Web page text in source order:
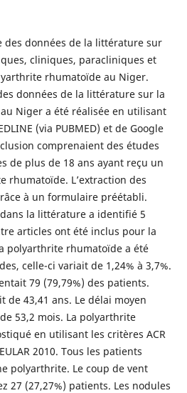
des données de la littérature sur
cliniques, paracliniques et
rhumatoïde au Niger.
données de la littérature sur la
Niger a été réalisée en utilisant
(via PUBMED) et de Google
comprenaient des études
de plus de 18 ans ayant reçu un
rhumatoïde. L’extraction des
à un formulaire préétabli.
la littérature a identifié 5
articles ont été inclus pour la
polyarthrite rhumatoïde a été
celle-ci variait de 1,24% à 3,7%.
79 (79,79%) des patients.
de 43,41 ans. Le délai moyen
53,2 mois. La polyarthrite
en utilisant les critères ACR
2010. Tous les patients
polyarthrite. Le coup de vent
27 (27,27%) patients. Les nodules